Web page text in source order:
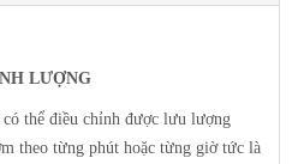
LƯỢNG
thể điều chỉnh được lưu lượng
theo từng phút hoặc từng giờ tức là